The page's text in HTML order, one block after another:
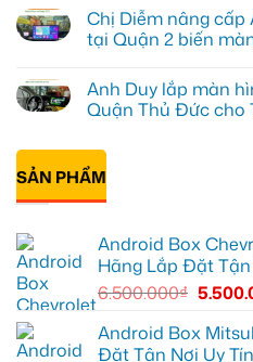
ở
Hóc
Môn
để
xe
thoải
mái
Android
box
xe
Geely
tại
Quận
7
bản
đồ,
YouTube
bình
luận
ở
lắp
Android
Box
Quận
Bình
Thạnh
để
zin
thành
thông
minh
Chị Diễm nâng cấp
tại Quận 2 biến
bình
luận
ở
nâng
cấp
Android
box
EX2
tại
Quận
biến
màn
zin
thành
Smart
Anh Duy lắp màn
Quận Thủ Đức cho
có
luận
ở
Anh
màn
hình
Android
hơi
tại
Quận
Thủ
Đức
SẢN PHẨM
Android Box
Hãng Lắp Đặt
6.500.000₫
Android Box
Đặt Tận Nơi Uy Tín